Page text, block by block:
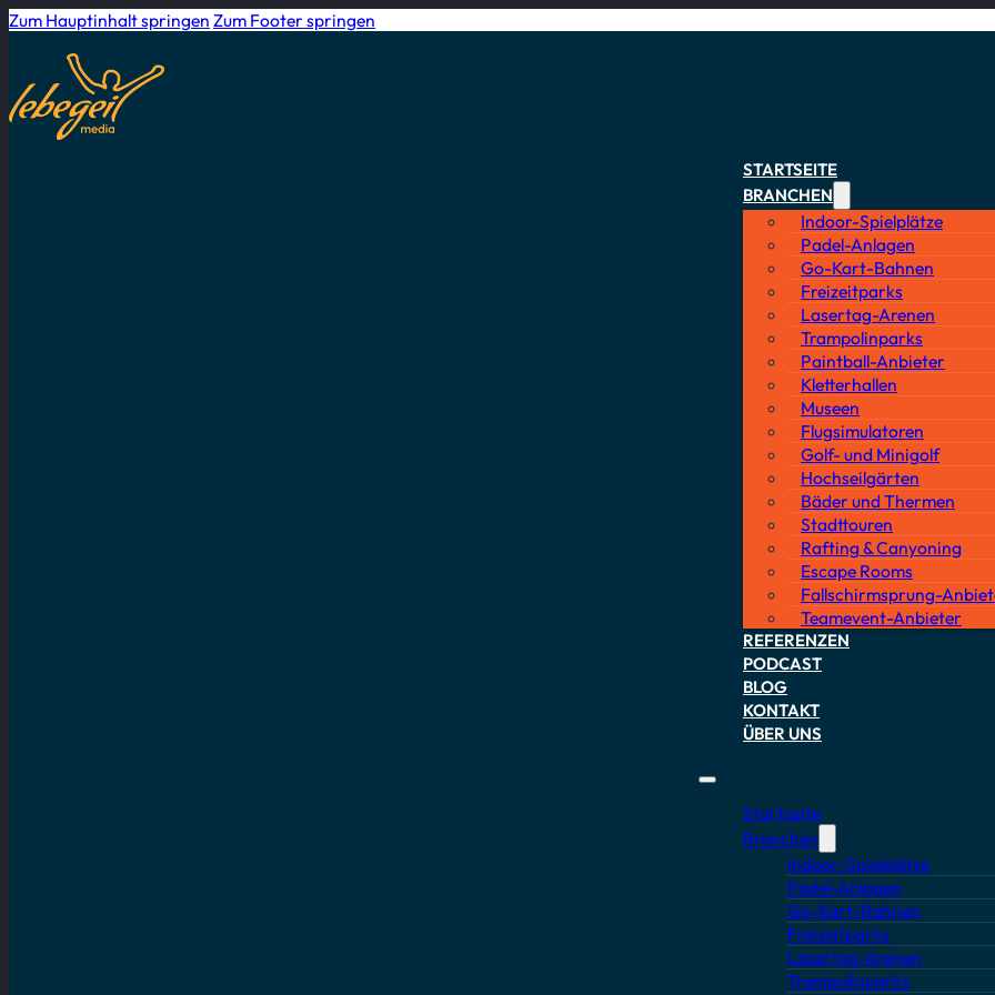
Zum Hauptinhalt springen Zum Footer springen
STARTSEITE
BRANCHEN
Indoor-Spielplätze
Padel-Anlagen
Go-Kart-Bahnen
Freizeitparks
Lasertag-Arenen
Trampolinparks
Paintball-Anbieter
Kletterhallen
Museen
Flugsimulatoren
Golf- und Minigolf
Hochseilgärten
Bäder und Thermen
Stadttouren
Rafting & Canyoning
Escape Rooms
Fallschirmsprung-
Teamevent-Anbieter
REFERENZEN
PODCAST
BLOG
KONTAKT
ÜBER UNS
Startseite
Branchen
Indoor-Spielplätze
Padel-Anlagen
Go-Kart-Bahnen
Freizeitparks
Lasertag-Arenen
Trampolinparks